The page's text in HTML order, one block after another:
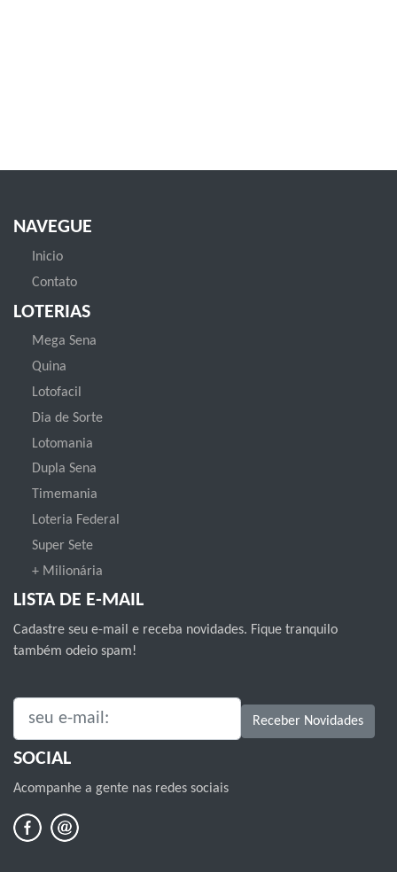
NAVEGUE
Inicio
Contato
LOTERIAS
Mega Sena
Quina
Lotofacil
Dia de Sorte
Lotomania
Dupla Sena
Timemania
Loteria Federal
Super Sete
+ Milionária
LISTA DE E-MAIL
Cadastre seu e-mail e receba novidades. Fique tranquilo
também odeio spam!
SEU E-MAIL: Receber Novidades
SOCIAL
Acompanhe a gente nas redes sociais